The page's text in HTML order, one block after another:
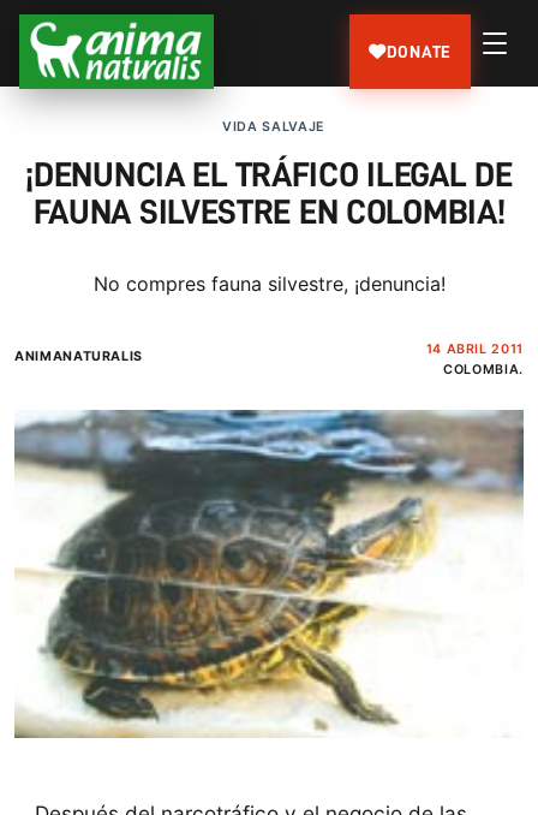
DONATE
VIDA SALVAJE
¡DENUNCIA EL TRÁFICO ILEGAL DE
FAUNA SILVESTRE EN COLOMBIA!
No compres fauna silvestre, ¡denuncia!
ANIMANATURALIS
14 ABRIL 2011
COLOMBIA.